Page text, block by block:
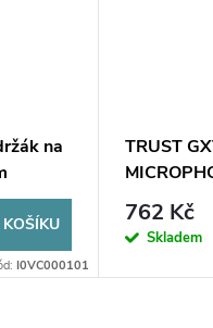
na
I0VC000101
TRUST
762 Kč
Skladem